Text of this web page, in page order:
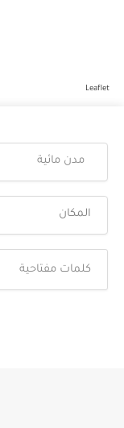
مدن مائية
المكان
Leaflet